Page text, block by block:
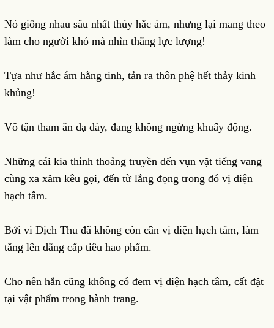
Nó giống nhau sâu nhất thúy hắc ám, nhưng lại mang theo
làm cho người khó mà nhìn thẳng lực lượng!
Tựa như hắc ám hằng tinh, tản ra thôn phệ hết thảy kinh
khủng!
Vô tận tham ăn dạ dày, đang không ngừng khuấy động.
Những cái kia thỉnh thoảng truyền đến vụn vặt tiếng vang
cùng xa xăm kêu gọi, đến từ lắng đọng trong đó vị diện
hạch tâm.
Bởi vì Dịch Thu đã không còn cần vị diện hạch tâm, làm
tăng lên đẳng cấp tiêu hao phẩm.
Cho nên hắn cũng không có đem vị diện hạch tâm, cất đặt
tại vật phẩm trong hành trang.